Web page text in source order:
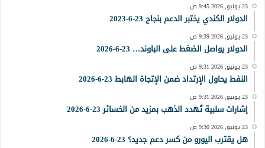
23 يونيو, 2026 9:45 ص
الدولار الكندي يختبر الدعم بنجاح 23-6-2023
23 يونيو, 2026 9:39 ص
الدولار يواصل الضغط على الباوند… 23-6-2026
23 يونيو, 2026 9:31 ص
النفط يحاول الإرتداد ضمن الإتجاة الهابط 23-6-2026
23 يونيو, 2026 9:31 ص
إشارات سلبية تُهدد الذهب بمزيد من الخسائر 23-6-2026
23 يونيو, 2026 9:30 ص
هل يقترب اليورو من كسر دعم جديد؟ 23-6-2026